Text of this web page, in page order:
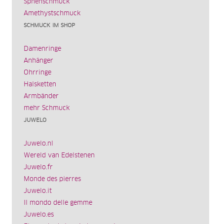
Sphenschmuck
Amethystschmuck
SCHMUCK IM SHOP
Damenringe
Anhänger
Ohrringe
Halsketten
Armbänder
mehr Schmuck
JUWELO
Juwelo.nl
Wereld van Edelstenen
Juwelo.fr
Monde des pierres
Juwelo.it
Il mondo delle gemme
Juwelo.es